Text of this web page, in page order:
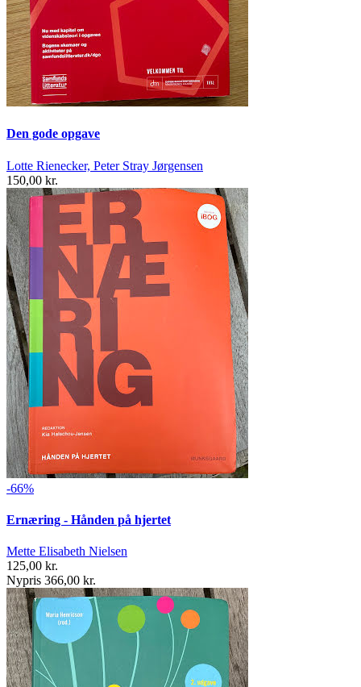
Den gode opgave
Lotte Rienecker, Peter Stray Jørgensen
150,00 kr.
-66%
Ernæring - Hånden på hjertet
Mette Elisabeth Nielsen
125,00 kr.
Nypris 366,00 kr.